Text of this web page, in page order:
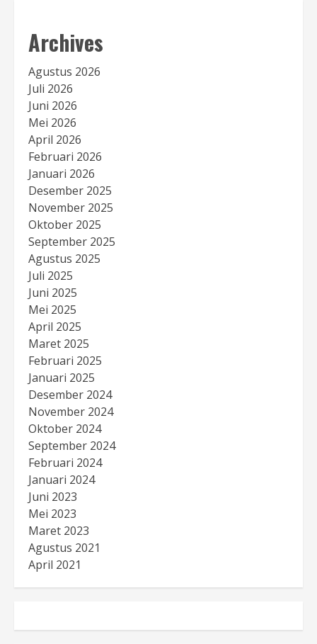
Archives
Agustus 2026
Juli 2026
Juni 2026
Mei 2026
April 2026
Februari 2026
Januari 2026
Desember 2025
November 2025
Oktober 2025
September 2025
Agustus 2025
Juli 2025
Juni 2025
Mei 2025
April 2025
Maret 2025
Februari 2025
Januari 2025
Desember 2024
November 2024
Oktober 2024
September 2024
Februari 2024
Januari 2024
Juni 2023
Mei 2023
Maret 2023
Agustus 2021
April 2021